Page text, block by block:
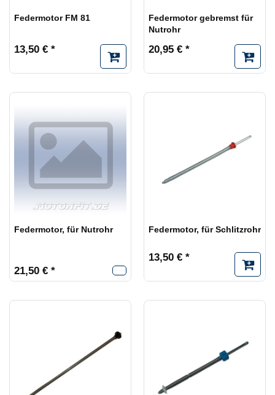
Federmotor FM 81
13,50 € *
Federmotor gebremst für
Nutrohr
20,95 € *
Federmotor, für Nutrohr
21,50 € *
Federmotor, für Schlitzrohr
13,50 € *